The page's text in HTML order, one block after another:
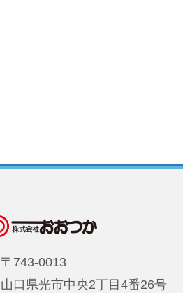
〒743-0013
山口県光市中央2丁目4番26号